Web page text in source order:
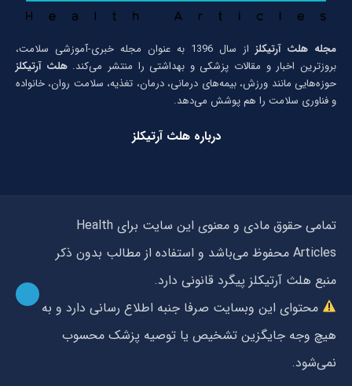
مجله هلث آرتیکلز
از سال 1396 به عنوان مجله خبری-آموزشی سلامت،
بروزترین اخبار و مقالات پزشکی و بهداشتی را منتشر می‌کند.هلث آرتیکلز
حوزه‌هایی مانند ورزش، بیمه‌های درمانی، درمان، تغذیه، سلامت روان، خانواده
و فناوری سلامت را هم پوشش می‌دهد.
درباره هلث آرتیکلز
تمامی حقوق مادی و معنوی این سایت برای Health
Articles محفوظ می‌باشد و استفاده از مطالب بدون ذکر
منبع هلث آرتیکلز پیگرد قانونی دارد.
محتوای این وبسایت صرفا جنبه اطلاع رسانی دارد و به
هیچ وجه جایگزین تشخیص یا توصیه پزشک محسوب
نمی‌شود.